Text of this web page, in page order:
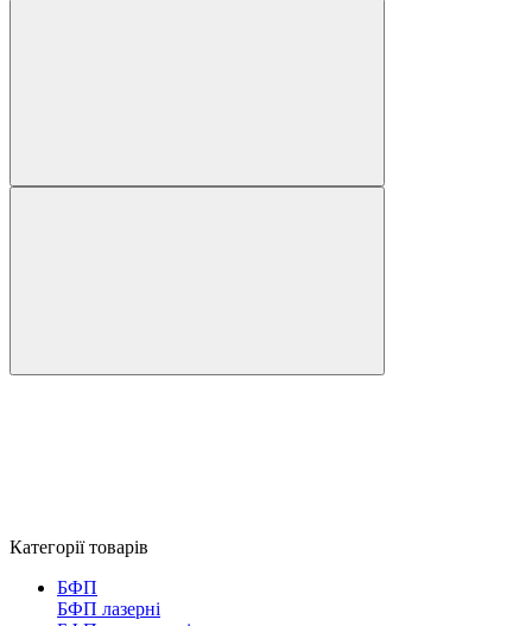
Категорії товарів
БФП
БФП лазерні